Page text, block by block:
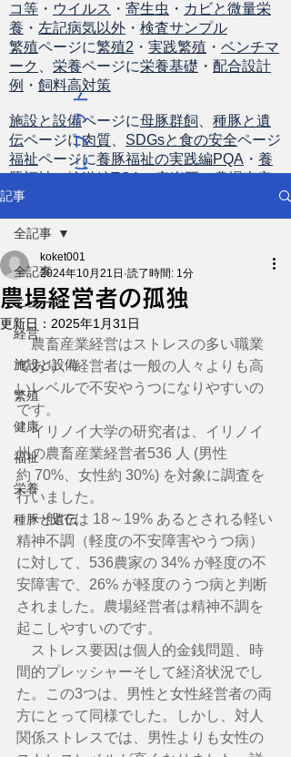
コ等 ・ ウイルス ・ 寄生虫 ・ カビと微量栄
養 ・ 左記病気以外 ・ 検査サンプル
繁殖ページに繁殖2 ・ 実践繁殖 ・ ベンチマ
ーク
栄養ページに栄養基礎 ・ 配合設計
例 ・ 飼料高対策
施設と設備ページに母豚群飼
種豚と遺
伝ページに肉質 SDGsと食の安全ページ
福祉ページに養豚福祉の実践編PQA ・ 養
豚福祉の輸送編TQA・安楽死・農場査定
ト
ッ
プ
に
記事
全記事
ニュース
経営
施設と設備
繁殖
健康
福祉
栄養
種豚と遺伝
全記事
農場経営者の孤独
koket001
2024年10月21日 読了時間: 1分
更新日： 2025年1月31日
農畜産業経営はストレスの多い職業
であり、経営者は一般の人々よりも高
いレベルで不安やうつになりやすいの
です。
イリノイ大学の研究者は、イリノイ
州の農畜産業経営者536 人 (男性
約 70%、女性約 30%) を対象に調査を
行いました。
一般では 18～19% あるとされる軽い
精神不調（軽度の不安障害やうつ病）
に対して、536農家の 34% が軽度の不
安障害で、26% が軽度のうつ病と判断
されました。農場経営者は精神不調を
起こしやすいのです。
ストレス要因は個人的金銭問題、時
間的プレッシャーそして経済状況でし
た。この3つは、男性と女性経営者の両
方にとって同様でした。しかし、対人
関係ストレスでは、男性よりも女性の